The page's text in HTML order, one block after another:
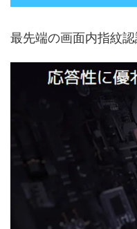
最先端の画面内指紋認